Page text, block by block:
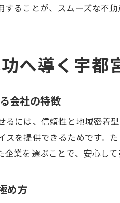
売
交渉
不動
スム
宇都
ることが、スムーズな不動
へ導く宇都
会社の特徴
るには、信頼性と地域密着
スを提供できるためです。
業を選ぶことで、安心し
め方